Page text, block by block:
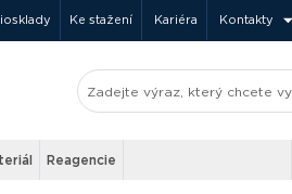
Ke stažení Kariéra Kontakty
Reagencie